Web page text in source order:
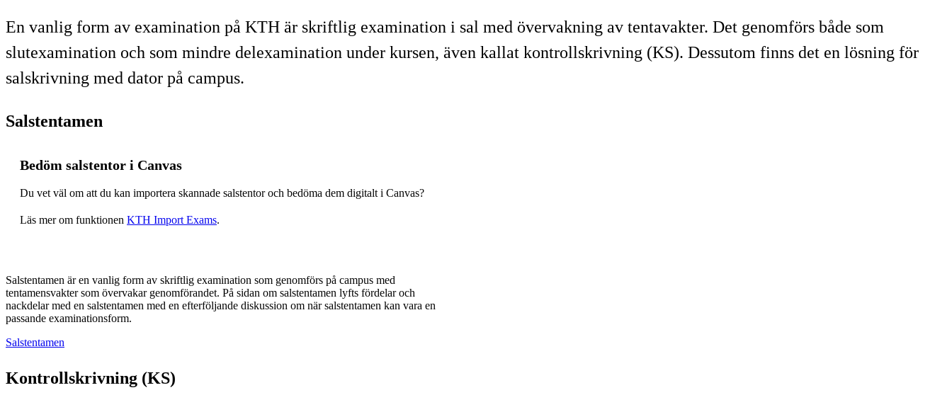
En vanlig form av examination på KTH är skriftlig examination i sal med övervakning av tentavakter. Det genomförs både som
slutexamination och som mindre delexamination under kursen, även kallat kontrollskrivning (KS). Dessutom finns det en lösning för
salskrivning med dator på campus.
Salstentamen
Bedöm salstentor i Canvas
Du vet väl om att du kan importera skannade salstentor och bedöma dem digitalt i Canvas?
Läs mer om funktionen KTH Import Exams.
Salstentamen är en vanlig form av skriftlig examination som genomförs på campus med
tentamensvakter som övervakar genomförandet. På sidan om salstentamen lyfts fördelar och
nackdelar med en salstentamen med en efterföljande diskussion om när salstentamen kan vara en
passande examinationsform.
Salstentamen
Kontrollskrivning (KS)